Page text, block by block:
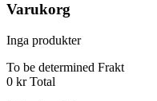
Varukorg
Inga produkter
To be determined Frakt
0 kr Total